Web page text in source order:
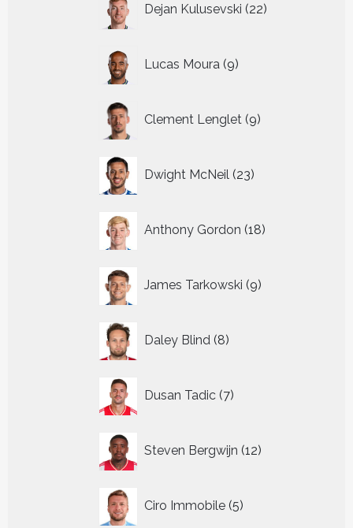
Dejan Kulusevski 22
producten
Lucas Moura 9
producten
Clement Lenglet 9
producten
Dwight McNeil 23
producten
Anthony Gordon 18
producten
James Tarkowski 9
producten
Daley Blind 8
producten
Dusan Tadic 7
producten
Steven Bergwijn 12
producten
Ciro Immobile 5
producten